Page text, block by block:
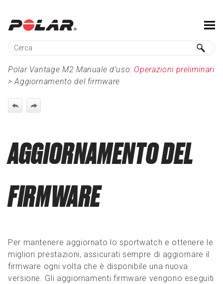
Salta al contenuto principale
Polar Vantage M2 Manuale d’uso: Operazioni preliminari
>Aggiornamento del firmware
AGGIORNAMENTO DEL
FIRMWARE
Per mantenere aggiornato lo sportwatch e ottenere le
migliori prestazioni, assicurati sempre di aggiornare il
firmware ogni volta che è disponibile una nuova
versione. Gli aggiornamenti firmware vengono eseguiti